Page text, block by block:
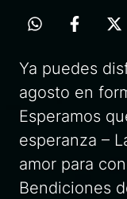
Ya puedes
agosto en
Esperamos
esperanza –
amor para
Bendiciones